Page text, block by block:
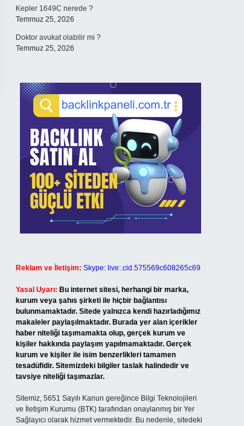
Kepler 1649C nerede ?
Temmuz 25, 2026
Doktor avukat olabilir mi ?
Temmuz 25, 2026
Reklam ve İletişim: Skype: live:.cid.575569c608265c69
Yasal Uyarı: Bu internet sitesi, herhangi bir marka,
kurum veya şahıs şirketi ile hiçbir bağlantısı
bulunmamaktadır. Sitede yalnızca kendi hazırladığımız
makaleler paylaşılmaktadır. Burada yer alan içerikler
haber niteliği taşımamakta olup, gerçek kurum ve
kişiler hakkında paylaşım yapılmamaktadır. Gerçek
kurum ve kişiler ile isim benzerlikleri tamamen
tesadüfidir. Sitemizdeki bilgiler taslak halindedir ve
tavsiye niteliği taşımazlar.
Sitemiz, 5651 Sayılı Kanun gereğince Bilgi Teknolojileri
ve İletişim Kurumu (BTK) tarafından onaylanmış bir Yer
Sağlayıcı olarak hizmet vermektedir. Bu nedenle, sitedeki